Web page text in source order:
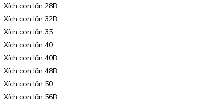
Xích con lăn 28B
Xích con lăn 32B
Xích con lăn 35
Xích con lăn 40
Xích con lăn 40B
Xích con lăn 48B
Xích con lăn 50
Xích con lăn 56B